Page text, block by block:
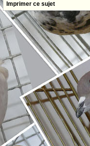
Imprimer ce sujet